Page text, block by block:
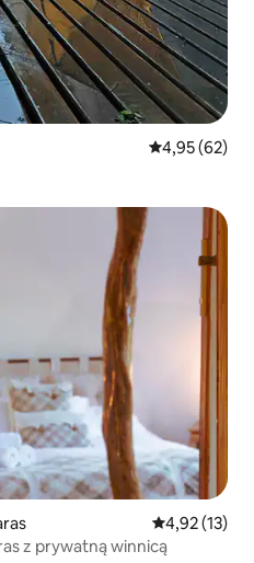
Średnia
4,95 (62)
Średnia
4,92 (13)
z prywatną winnicą